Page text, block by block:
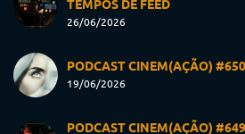
TEMPOS DE FEED
26/06/2026
PODCAST CINEM(AÇÃO)
19/06/2026
PODCAST CINEM(AÇÃO)